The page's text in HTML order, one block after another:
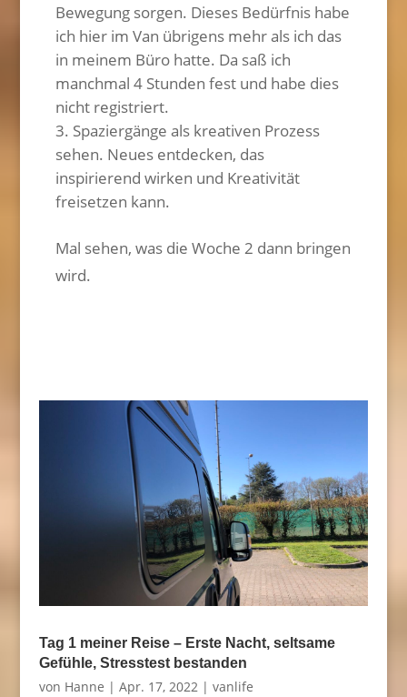
Bewegung sorgen. Dieses Bedürfnis habe
ich hier im Van übrigens mehr als ich das
in meinem Büro hatte. Da saß ich
manchmal 4 Stunden fest und habe dies
nicht registriert.
Spaziergänge als kreativen Prozess
sehen. Neues entdecken, das
inspirierend wirken und Kreativität
freisetzen kann.
Mal sehen, was die Woche 2 dann bringen
wird.
Tag 1 meiner Reise – Erste Nacht, seltsame
Gefühle, Stresstest bestanden
von Hanne | Apr. 17, 2022| vanlife